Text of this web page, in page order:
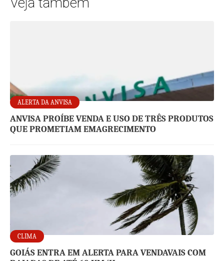
ALERTA DA ANVISA
ANVISA PROÍBE VENDA E USO DE TRÊS PRODUTOS
QUE PROMETIAM EMAGRECIMENTO
CLIMA
GOIÁS ENTRA EM ALERTA PARA VENDAVAIS COM